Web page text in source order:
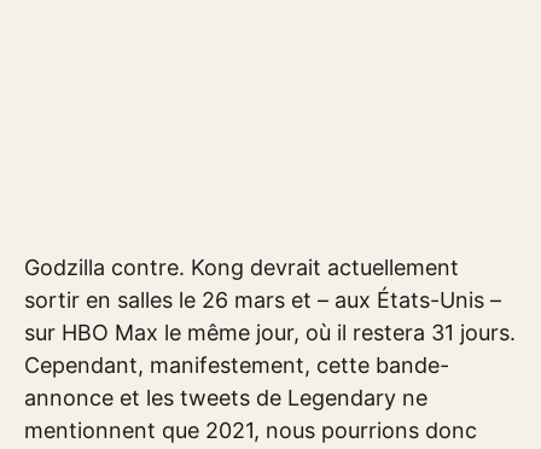
Godzilla contre. Kong devrait actuellement
sortir en salles le 26 mars et – aux États-Unis –
sur HBO Max le même jour, où il restera 31 jours.
Cependant, manifestement, cette bande-
annonce et les tweets de Legendary ne
mentionnent que 2021, nous pourrions donc